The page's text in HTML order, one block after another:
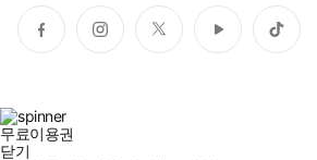
페
이
인
스
트
위
유
튜
틱
톡
무료이용권
닫기